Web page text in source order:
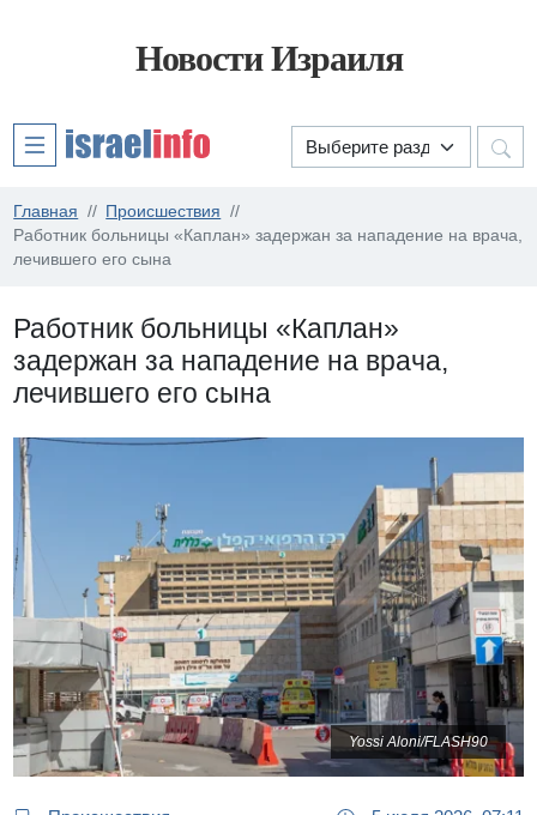
Новости Израиля
Главная
Происшествия
Работник больницы «Каплан» задержан за нападение на врача,
лечившего его сына
Работник больницы «Каплан»
задержан за нападение на врача,
лечившего его сына
Yossi Aloni/FLASH90